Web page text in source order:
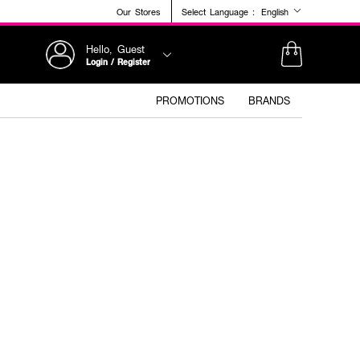
Our Stores Select Language : English
Hello, Guest
Login / Register
PROMOTIONS BRANDS